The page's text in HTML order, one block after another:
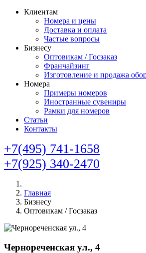
Клиентам
Номера и цены
Доставка и оплата
Частые вопросы
Бизнесу
Оптовикам / Госзаказ
Франчайзинг
Изготовление и продажа
Номера
Примеры номеров
Иностранные сувениры
Рамки для номеров
Статьи
Контакты
+7(495) 741-1658
+7(925) 340-2470
Главная
Бизнесу
Оптовикам / Госзаказ
Чернореченская ул., 4